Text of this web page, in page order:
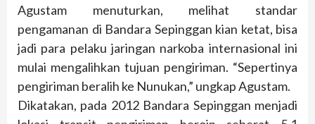
Agustam menuturkan, melihat standar
pengamanan di Bandara Sepinggan kian ketat, bisa
jadi para pelaku jaringan narkoba internasional ini
mulai mengalihkan tujuan pengiriman. “Sepertinya
pengiriman beralih ke Nunukan,” ungkap Agustam.
Dikatakan, pada 2012 Bandara Sepinggan menjadi